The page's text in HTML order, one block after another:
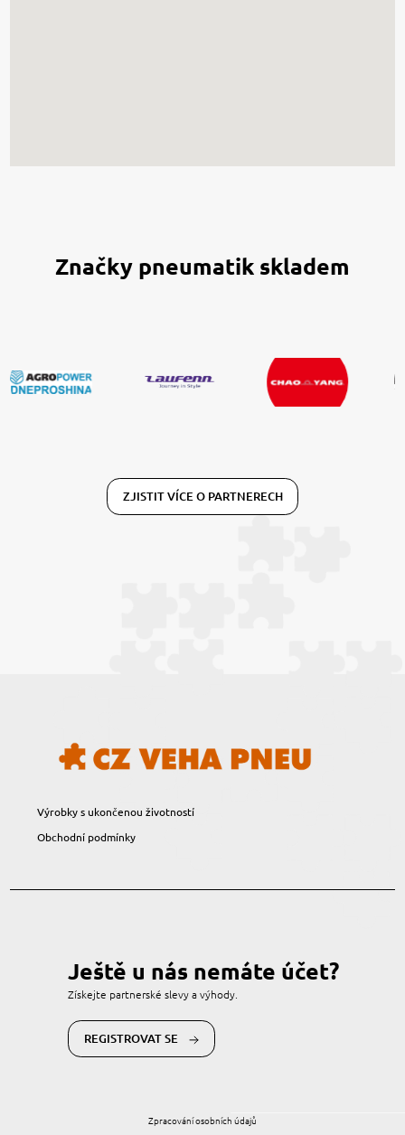
Značky pneumatik skladem
ZJISTIT VÍCE O PARTNERECH
Výrobky s ukončenou životností
Obchodní podmínky
Ještě u nás nemáte účet?
Získejte partnerské slevy a výhody.
REGISTROVAT SE
Zpracování osobních údajů